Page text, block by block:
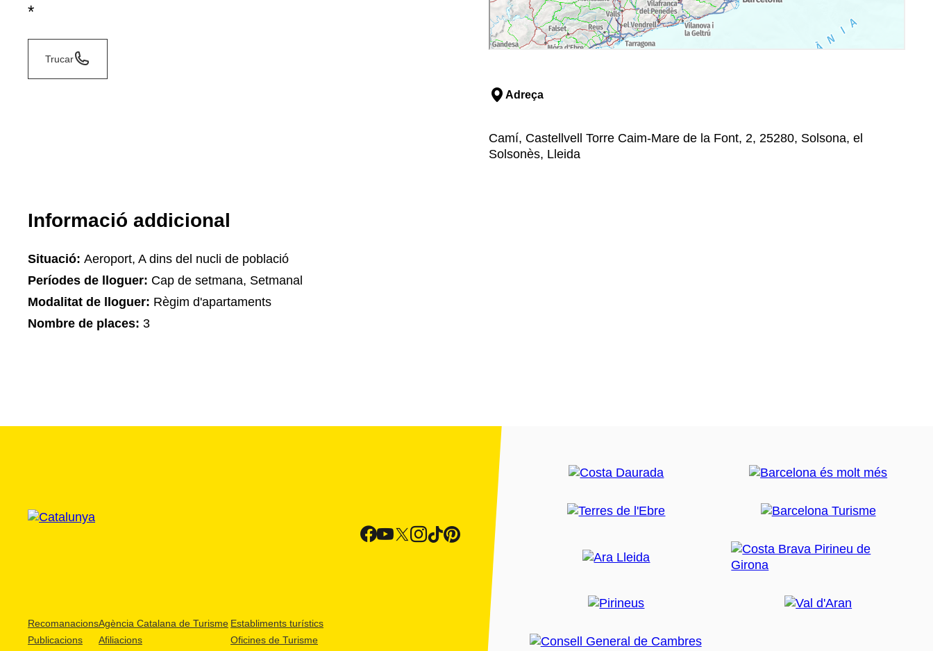
*
Trucar
Adreça
Camí, Castellvell Torre Caim-Mare de la Font, 2, 25280, Solsona, el
Solsonès, Lleida
Informació addicional
Situació: Aeroport, A dins del nucli de població
Períodes de lloguer: Cap de setmana, Setmanal
Modalitat de lloguer: Règim d'apartaments
Nombre de places: 3
Recomanacions
Publicacions
Agència Catalana de Turisme
Afiliacions
Establiments turístics
Oficines de Turisme